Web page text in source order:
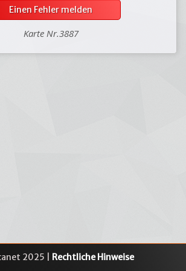
Einen Fehler melden
Karte Nr.3887
2025 | Rechtliche Hinweise